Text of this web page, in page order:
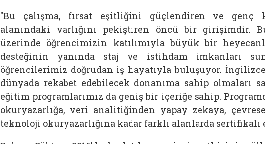
"Bu çalışma, fırsat eşitliğini güçlendiren ve genç
alanındaki varlığını pekiştiren öncü bir girişimdir.
üzerinde öğrencimizin katılımıyla büyük bir
desteğinin yanında staj ve istihdam imkanları
öğrencilerimiz doğrudan iş hayatıyla buluşuyor.
dünyada rekabet edebilecek donanıma sahip olmaları
eğitim programlarımız da geniş bir içeriğe sahip.
okuryazarlığa, veri analitiğinden yapay zekaya,
teknoloji okuryazarlığına kadar farklı alanlarda sertifikalı